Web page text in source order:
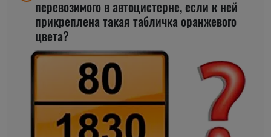
перевозимого в автоцистерне, если к ней
прикреплена такая табличка оранжевого
цвета?